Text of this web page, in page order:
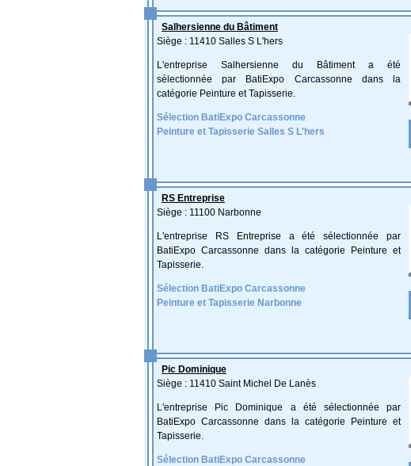
Salhersienne du Bâtiment
Siège : 11410 Salles S L'hers
L'entreprise Salhersienne du Bâtiment a été
sélectionnée par BatiExpo Carcassonne dans la
catégorie Peinture et Tapisserie.
Sélection BatiExpo Carcassonne
Peinture et Tapisserie Salles S L'hers
RS Entreprise
Siège : 11100 Narbonne
L'entreprise RS Entreprise a été sélectionnée par
BatiExpo Carcassonne dans la catégorie Peinture et
Tapisserie.
Sélection BatiExpo Carcassonne
Peinture et Tapisserie Narbonne
Pic Dominique
Siège : 11410 Saint Michel De Lanès
L'entreprise Pic Dominique a été sélectionnée par
BatiExpo Carcassonne dans la catégorie Peinture et
Tapisserie.
Sélection BatiExpo Carcassonne